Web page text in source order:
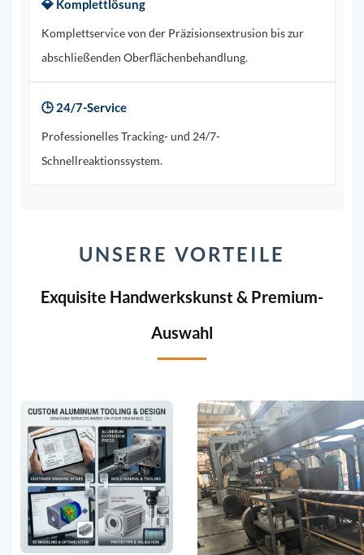
💎 Komplettlösung
Komplettservice von der Präzisionsextrusion bis zur
abschließenden Oberflächenbehandlung.
🕒 24/7-Service
Professionelles Tracking- und 24/7-
Schnellreaktionssystem.
UNSERE VORTEILE
Exquisite Handwerkskunst & Premium-
Auswahl